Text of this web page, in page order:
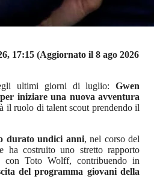
17:15 (Aggiornato il 8 ago 2026
ultimi giorni di luglio: Gwen
iniziare una nuova avventura
il ruolo di talent scout prendendo il
durato undici anni, nel corso del
ha costruito uno stretto rapporto
con Toto Wolff, contribuendo in
del programma giovani della